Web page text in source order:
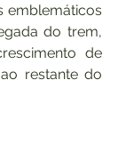
emblemáticos
do trem,
de
restante do